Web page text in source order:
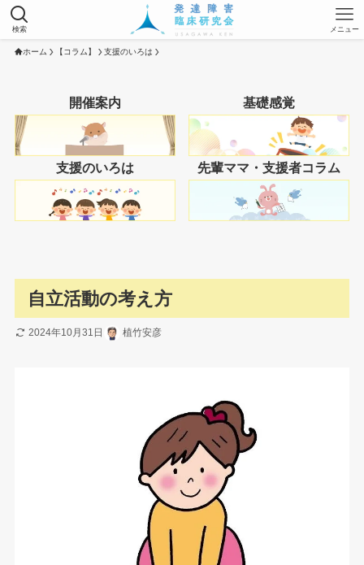
検索 メニュー
ホーム 【コラム】 支援のいろは
開催案内 基礎感覚
支援のいろは 先輩ママ・支援者コラム
自立活動の考え方
2024年10月31日 植竹安彦